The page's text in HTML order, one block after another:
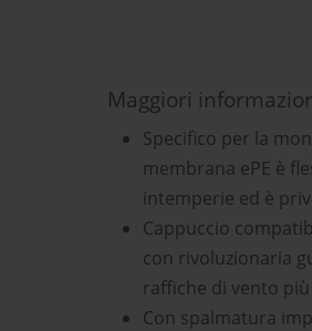
Maggiori
Specifico per la
membrana ePE è
intemperie ed è
Cappuccio
con rivoluzionaria
raffiche di vento
Con spalmatura